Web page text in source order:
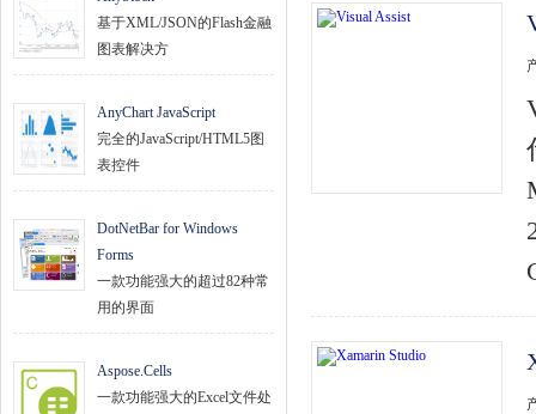
基于XML/JSON的Flash金融
图表解决方
AnyChart JavaScript
完全的JavaScript/HTML5图
表控件
DotNetBar for Windows
Forms
一款功能强大的超过82种常
用的界面
Aspose.Cells
一款功能强大的Excel文件处